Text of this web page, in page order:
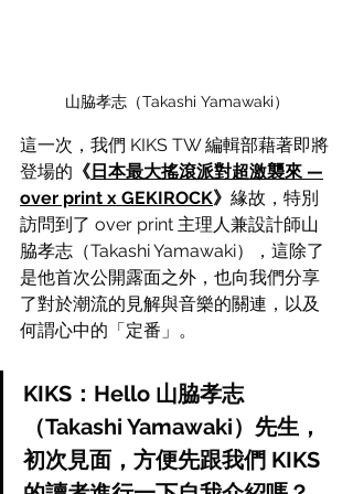
山脇孝志（Takashi Yamawaki）
這一次，我們 KIKS TW 編輯部藉著即將
登場的 《日本最大搖滾派對超激襲來 —
over print x GEKIROCK》 緣故，特別
訪問到了 over print 主理人兼設計師山
脇孝志（Takashi Yamawaki），這除了
是他首次公開露面之外，也向我們分享
了對於潮流的見解與音樂的關連，以及
何謂心中的「定番」。
KIKS：Hello 山脇孝志
（Takashi Yamawaki）先生，
初次見面，方便先跟我們 KIKS